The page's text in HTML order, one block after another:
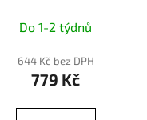
Do 1-2 týdnů
644 Kč bez DPH
779 Kč